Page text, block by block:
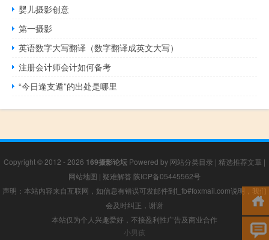
婴儿摄影创意
第一摄影
英语数字大写翻译（数字翻译成英文大写）
注册会计师会计如何备考
“今日逢支遁”的出处是哪里
Copyright © 2012 - 2026 169摄影论坛 Powered by 网站分类目录 | 精选推荐文章 |
网站地图 | 疑难解答 陕ICP备05445562号
声明：本站内容来自互联网，如信息有错误可发邮件到f_fb#foxmail.com说明，我们
会及时纠正，谢谢
本站仅为个人兴趣爱好，不接盈利性广告及商业合作
小男孩